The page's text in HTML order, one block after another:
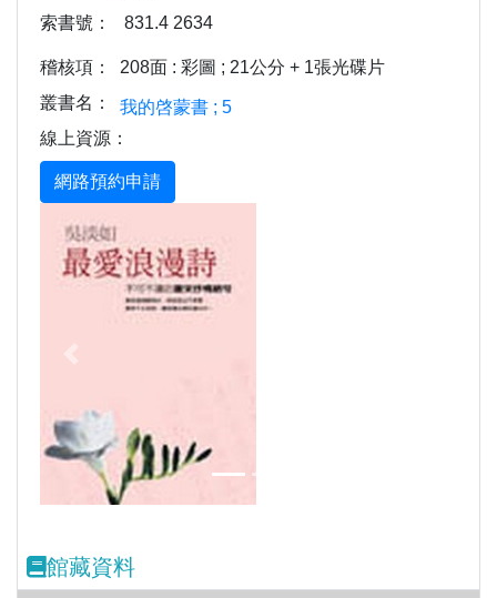
索書號：
831.4 2634
稽核項：
208面 : 彩圖 ; 21公分 + 1張光碟片
叢書名：
我的啓蒙書 ; 5
線上資源：
館藏資料